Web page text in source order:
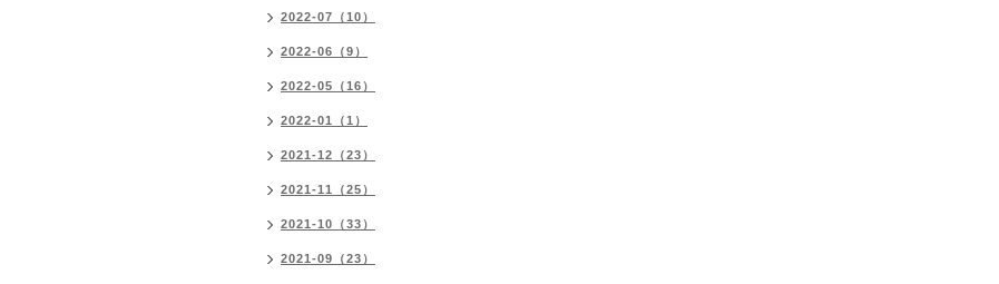
2022-07（10）
2022-06（9）
2022-05（16）
2022-01（1）
2021-12（23）
2021-11（25）
2021-10（33）
2021-09（23）